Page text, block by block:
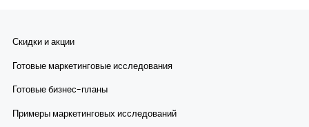
Скидки и акции
Готовые маркетинговые исследования
Готовые бизнес-планы
Примеры маркетинговых исследований